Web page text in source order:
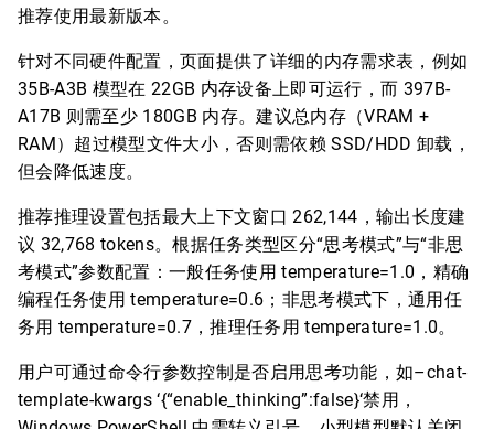
推荐使用最新版本。
针对不同硬件配置，页面提供了详细的内存需求表，例如
35B-A3B 模型在 22GB 内存设备上即可运行，而 397B-
A17B 则需至少 180GB 内存。建议总内存（VRAM +
RAM）超过模型文件大小，否则需依赖 SSD/HDD 卸载，
但会降低速度。
推荐推理设置包括最大上下文窗口 262,144，输出长度建
议 32,768 tokens。根据任务类型区分“思考模式”与“非思
考模式”参数配置：一般任务使用 temperature=1.0，精确
编程任务使用 temperature=0.6；非思考模式下，通用任
务用 temperature=0.7，推理任务用 temperature=1.0。
用户可通过命令行参数控制是否启用思考功能，如–chat-
template-kwargs ‘{“enable_thinking”:false}‘禁用，